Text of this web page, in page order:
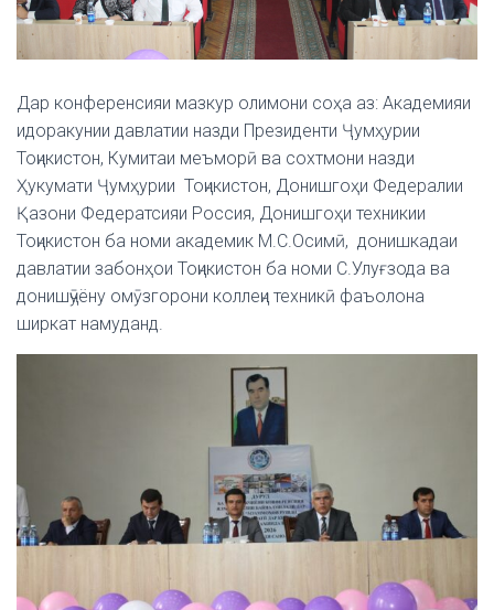
Дар конференсияи мазкур олимони соҳа аз: Академияи
идоракунии давлатии назди Президенти Ҷумҳурии
Тоҷикистон, Кумитаи меъморӣ ва сохтмони назди
Ҳукумати Ҷумҳурии Тоҷикистон, Донишгоҳи Федералии
Қазони Федератсияи Россия, Донишгоҳи техникии
Тоҷикистон ба номи академик М.С.Осимӣ, донишкадаи
давлатии забонҳои Тоҷикистон ба номи С.Улуғзода ва
донишҷӯёну омӯзгорони коллеҷи техникӣ фаъолона
ширкат намуданд.